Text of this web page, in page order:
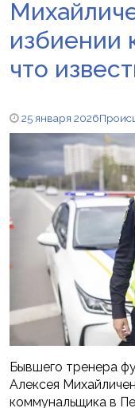
избиении
что
25 января 2026
Бывшего тренера
Алексея
коммунальщика в